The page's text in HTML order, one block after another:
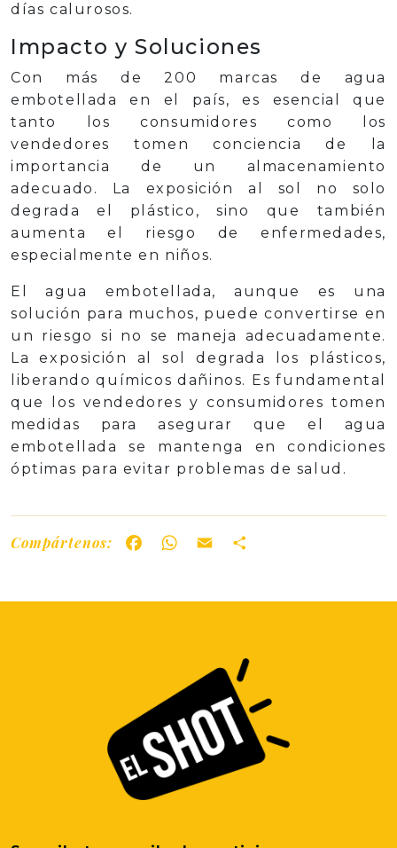
días calurosos.
Impacto y Soluciones
Con más de 200 marcas de agua
embotellada en el país, es esencial que
tanto los consumidores como los
vendedores tomen conciencia de la
importancia de un almacenamiento
adecuado. La exposición al sol no solo
degrada el plástico, sino que también
aumenta el riesgo de enfermedades,
especialmente en niños.
El agua embotellada, aunque es una
solución para muchos, puede convertirse en
un riesgo si no se maneja adecuadamente.
La exposición al sol degrada los plásticos,
liberando químicos dañinos. Es fundamental
que los vendedores y consumidores tomen
medidas para asegurar que el agua
embotellada se mantenga en condiciones
óptimas para evitar problemas de salud.
Compártenos: FacebookWhatsApp
Email